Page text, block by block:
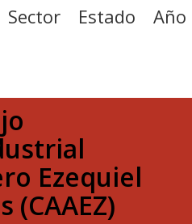
Sector Estado Año
Ezequiel
(CAAEZ)